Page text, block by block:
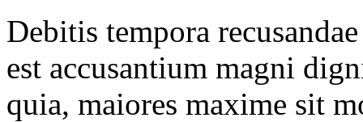
Debitis tempora
est accusantium magni
quia, maiores maxime sit